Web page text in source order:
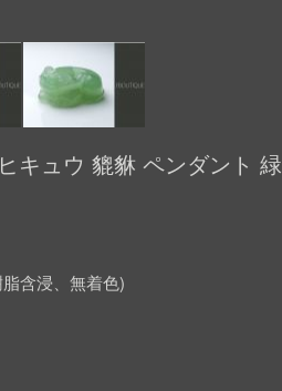
キュウ 貔貅 ペンダント 緑
含浸、無着色)